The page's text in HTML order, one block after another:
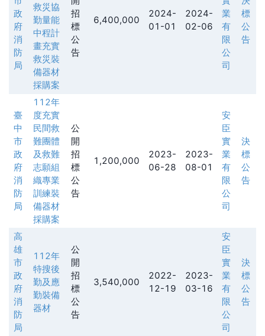
政
府
消
防
局
救災協
勤量能
中程計
畫充實
救災裝
備器材
採購案
招
標
公
告
6,400,000
2024-
01-01
2024-
02-06
業
有
限
公
司
標
公
告
臺
中
市
政
府
消
防
局
112年
度充實
民間救
難團體
及救難
志願組
織專業
訓練裝
備器材
採購案
公
開
招
標
公
告
1,200,000
2023-
06-28
2023-
08-01
安
臣
實
業
有
限
公
司
決
標
公
告
高
雄
市
政
府
消
防
局
112年
特搜後
勤及應
勤裝備
器材
公
開
招
標
公
告
3,540,000
2022-
12-19
2023-
03-16
安
臣
實
業
有
限
公
司
決
標
公
告